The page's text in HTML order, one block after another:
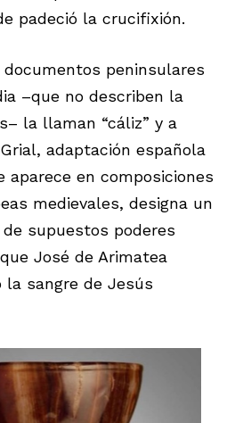
padeció la crucifixión.
peninsulares
–que no describen la
la llaman “cáliz” y a
adaptación española
aparece en composiciones
medievales, designa un
supuestos poderes
José de Arimatea
la sangre de Jesús